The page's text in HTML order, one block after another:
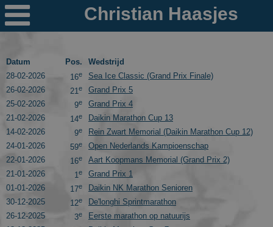

Nieuws
Ploegen
PR's
Schaatspeloton.nl
Datum Pos.
Wedstrijd
28-02-2026
16e
Sea Ice Classic (Grand Prix Finale)
26-02-2026
21e
Grand Prix 5
25-02-2026
9e
Grand Prix 4
21-02-2026
14e
Daikin Marathon Cup 13
14-02-2026
9e
Rein Zwart Memorial (Daikin Marathon Cup 12)
24-01-2026
59e
Open Nederlands Kampioenschap
22-01-2026
16e
Aart Koopmans Memorial (Grand Prix 2)
21-01-2026
1e
Grand Prix 1
01-01-2026
17e
Daikin NK Marathon Senioren
30-12-2025
12e
De'longhi Sprintmarathon
26-12-2025
3e
Eerste marathon op natuurijs